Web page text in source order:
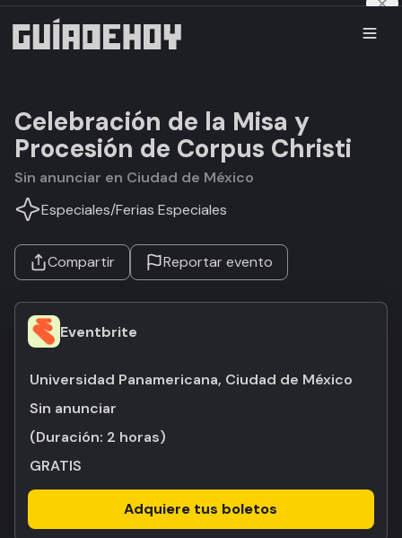
Celebración de la Misa y
Procesión de Corpus Christi
Sin anunciar en Ciudad de México
Especiales/Ferias Especiales
Compartir Reportar evento
Eventbrite
Universidad Panamericana, Ciudad de México
Sin anunciar
(Duración: 2 horas)
GRATIS
Adquiere tus boletos